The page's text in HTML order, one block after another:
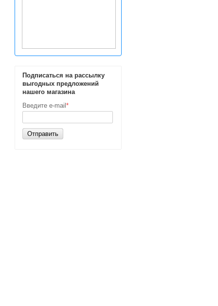
Подписаться на рассылку
выгодных предложений
нашего магазина
Введите e-mail *
Отправить